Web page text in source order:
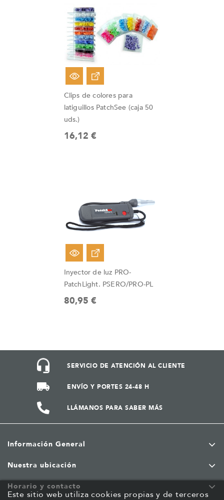
Clips de colores para
latiguillos PatchSee (caja 50
uds.)
16,12 €
Inyector de luz PRO-
PatchLight. PSERO/PRO-PL
80,95 €
SERVICIO DE ATENCIÓN AL CLIENTE
ENVÍO Y PORTES 24-48 H
LLÁMANOS PARA SABER MÁS
Información General
Nuestra ubicación
Horario y contacto
Este sitio web utiliza cookies propias y de terceros